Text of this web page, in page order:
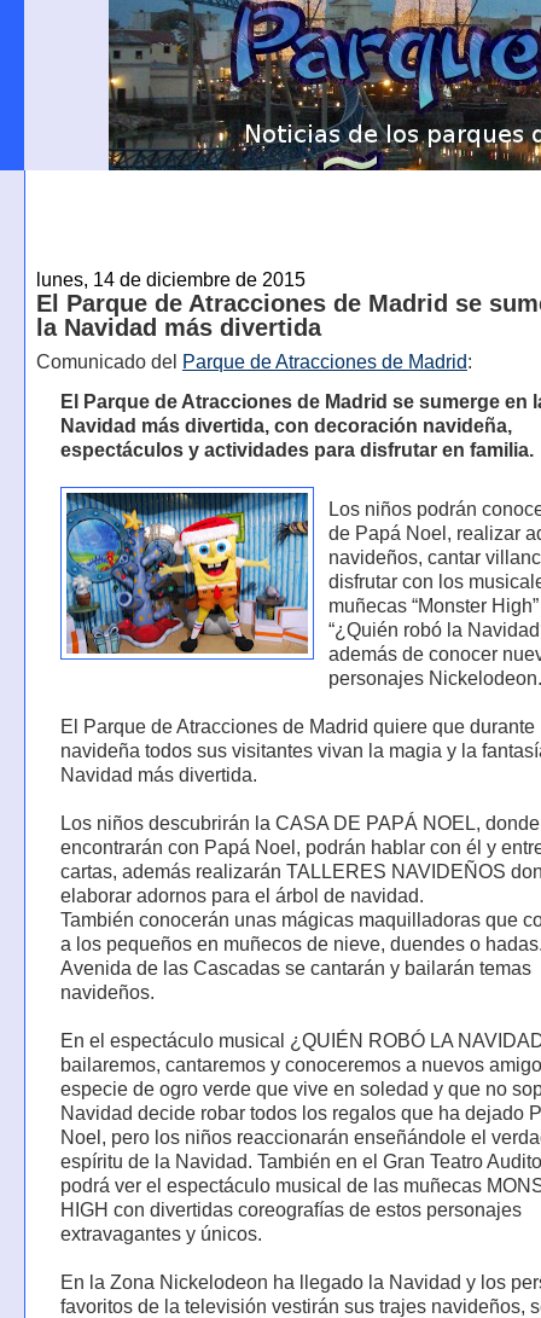
lunes, 14 de diciembre de 2015
El Parque de Atracciones de Madrid se
la Navidad más divertida
Comunicado del Parque de Atracciones de Madrid:
El Parque de Atracciones de Madrid se sumerge en
Navidad más divertida, con decoración navideña,
espectáculos y actividades para disfrutar en familia.
Los niños podrán
de Papá Noel, realizar
navideños, cantar
disfrutar con los
muñecas “Monster
“¿Quién robó la
además de conocer
personajes
El Parque de Atracciones de Madrid quiere que durante
navideña todos sus visitantes vivan la magia y la
Navidad más divertida.
Los niños descubrirán la CASA DE PAPÁ NOEL,
encontrarán con Papá Noel, podrán hablar con él y
cartas, además realizarán TALLERES NAVIDEÑOS
elaborar adornos para el árbol de navidad.
También conocerán unas mágicas maquilladoras que
a los pequeños en muñecos de nieve, duendes o
Avenida de las Cascadas se cantarán y bailarán temas
navideños.
En el espectáculo musical ¿QUIÉN ROBÓ LA
bailaremos, cantaremos y conoceremos a nuevos
especie de ogro verde que vive en soledad y que no
Navidad decide robar todos los regalos que ha dejado
Noel, pero los niños reaccionarán enseñándole el
espíritu de la Navidad. También en el Gran Teatro
podrá ver el espectáculo musical de las muñecas
HIGH con divertidas coreografías de estos personajes
extravagantes y únicos.
En la Zona Nickelodeon ha llegado la Navidad y los
favoritos de la televisión vestirán sus trajes navideños,